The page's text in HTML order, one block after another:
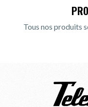
Tous nos produits